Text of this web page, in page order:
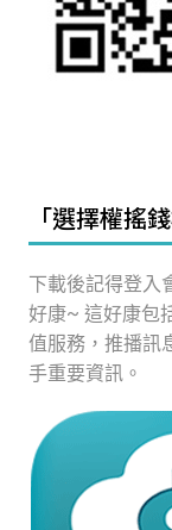
「選擇權搖
下載後記得登入
好康~ 這好康包
值服務，推播訊
手重要資訊。